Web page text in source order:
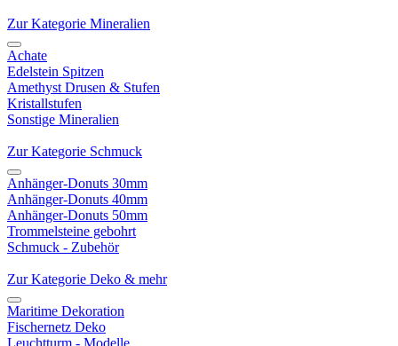
Zur Kategorie Mineralien
Achate
Edelstein Spitzen
Amethyst Drusen & Stufen
Kristallstufen
Sonstige Mineralien
Zur Kategorie Schmuck
Anhänger-Donuts 30mm
Anhänger-Donuts 40mm
Anhänger-Donuts 50mm
Trommelsteine gebohrt
Schmuck - Zubehör
Zur Kategorie Deko & mehr
Maritime Dekoration
Fischernetz Deko
Leuchtturm - Modelle